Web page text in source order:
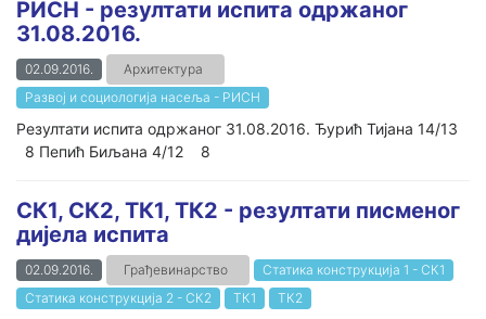
РИСН - резултати испита одржаног
31.08.2016.
02.09.2016.
Архитектура
Развој и социологија насеља - РИСН
Резултати испита одржаног 31.08.2016. Ђурић Тијана 14/13
8 Пепић Биљана 4/12 8
СК1, СК2, ТК1, ТК2 - резултати писменог
дијела испита
02.09.2016. Грађевинарство
Статика конструкција 1 - СК1
Статика конструкција 2 - СК2
ТК1 ТК2